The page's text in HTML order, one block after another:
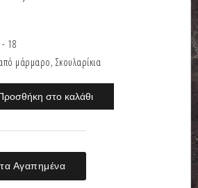
- 18
μάρμαρο, Σκουλαρίκια
στο καλάθι
Αγαπημένα